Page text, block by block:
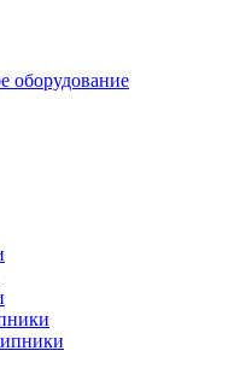
оборудование